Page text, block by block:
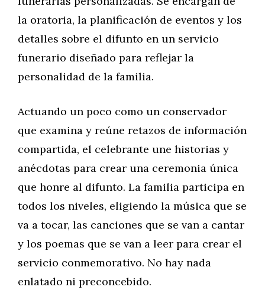
la oratoria, la planificación de eventos y los
detalles sobre el difunto en un servicio
funerario diseñado para reflejar la
personalidad de la familia.
Actuando un poco como un conservador
que examina y reúne retazos de información
compartida, el celebrante une historias y
anécdotas para crear una ceremonia única
que honre al difunto. La familia participa en
todos los niveles, eligiendo la música que se
va a tocar, las canciones que se van a cantar
y los poemas que se van a leer para crear el
servicio conmemorativo. No hay nada
enlatado ni preconcebido.